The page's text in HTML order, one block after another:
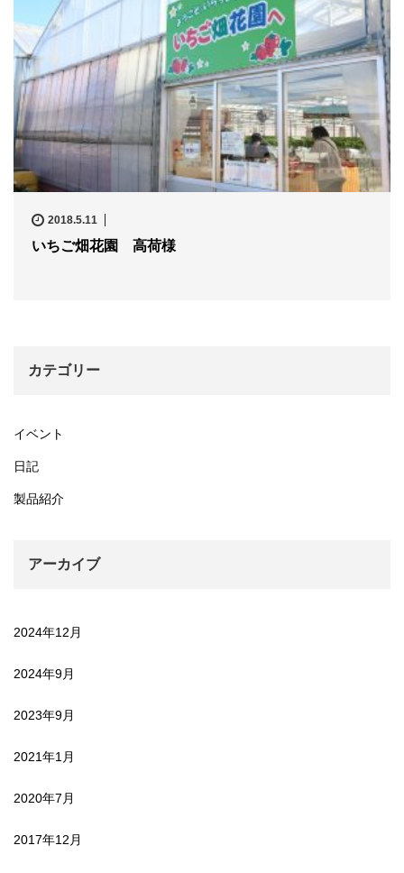
2018.5.11
いちご畑花園 高荷様
カテゴリー
イベント
日記
製品紹介
アーカイブ
2024年12月
2024年9月
2023年9月
2021年1月
2020年7月
2017年12月